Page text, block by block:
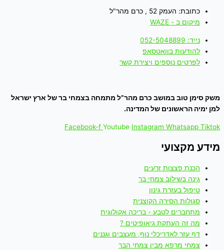
כתובת: העמק 52 , כרם מהר"ל
מיקום ב - WAZE
נייד: 052-5048899
להודעות בוואטסאפ
לפרטים נוספים ויצירת קשר
משק סימן טוב במושב כרם מהר”ל מתמחה בצמחי בר של ארץ ישראל
למן ימיה הראשונים של המדינה.
Facebook-f Youtube Instagram Whatsapp Tiktok
מידע מקצועי
הכנת פצצות זרעים
גינה בשילוב צמחי בר
טיפול בעזרת גינון
סגולות הסירה הקוצנית
מתחברים לטבע - בריכה אקולוגית
מה זה העתקת גיאופיטים ?
דף עזר לאדריכלי נוף, מעצבים וגננים
צמחי מרפא מבין צמחי הבר